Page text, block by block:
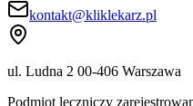
kontakt@kliklekarz.pl
ul. Ludna 2 00-406 Warszawa
Podmiot leczniczy